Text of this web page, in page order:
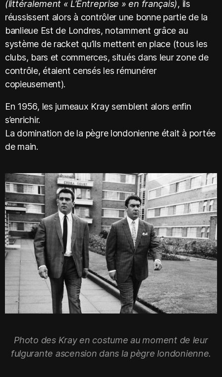
(littéralement « L’Entreprise » en français), ils
réussissent alors à contrôler une bonne partie de la
banlieue Est de Londres, notamment grâce au
système de racket qu’ils mettent en place (tous les
clubs, bars et commerces, situés dans leur zone de
contrôle, étaient censés les rémunérer
copieusement).
En 1956, les jumeaux Kray semblent alors enfin
s’enrichir.
La domination de la pègre londonienne était à portée
de main.
Photo des Kray en costume au moment de leur
fulgurante ascension dans la pègre londonienne.